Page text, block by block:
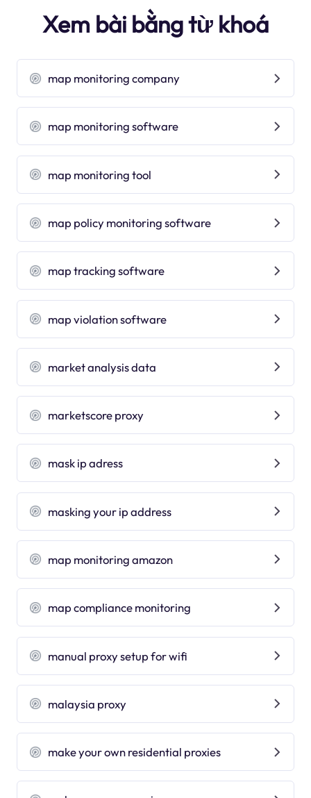
Xem bài bằng từ khoá
map monitoring company
map monitoring software
map monitoring tool
map policy monitoring software
map tracking software
map violation software
market analysis data
marketscore proxy
mask ip adress
masking your ip address
map monitoring amazon
map compliance monitoring
manual proxy setup for wifi
malaysia proxy
make your own residential proxies